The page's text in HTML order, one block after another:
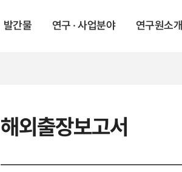
발간물 연구 · 사업분야 연구원소개
해외출장보고서